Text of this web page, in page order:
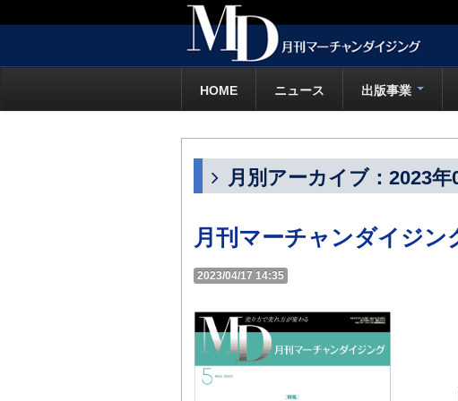
HOME ニュース 出版事業
月別アーカイブ：2023年
月刊マーチャンダイジン
2023/04/17 14:35